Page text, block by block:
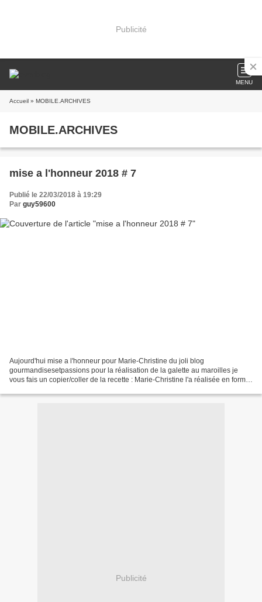
Publicité
MENU
Accueil » MOBILE.ARCHIVES
MOBILE.ARCHIVES
mise a l'honneur 2018 # 7
Publié le 22/03/2018 à 19:29
Par guy59600
Aujourd'hui mise a l'honneur pour Marie-Christine du joli blog
gourmandisesetpassions pour la réalisation de la galette au maroilles je
vous fais un copier/coller de la recette : Marie-Christine l'a réalisée en forme
Publicité